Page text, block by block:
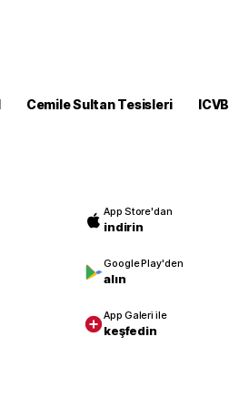
Cemile Sultan Tesisleri ICVB
App Store'dan
indirin
Google Play'den
alın
App Galeri ile
keşfedin